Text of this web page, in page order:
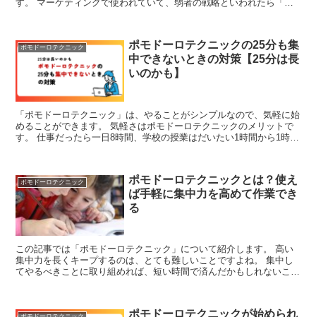
す。 マーケティングで使われていて、弱者の戦略といわれたら「あ
ポモドーロテクニック
ポモドーロテクニックの25分も集
中できないときの対策【25分は長
いのかも】
「ポモドーロテクニック」は、やることがシンプルなので、気軽に始
めることができます。 気軽さはポモドーロテクニックのメリットで
す。 仕事だったら一日8時間、学校の授業はだいたい1時間から1時間
ポモドーロテクニック
ポモドーロテクニックとは？使え
ば手軽に集中力を高めて作業でき
る
この記事では「ポモドーロテクニック」について紹介します。 高い
集中力を長くキープするのは、とても難しいことですよね。 集中し
てやるべきことに取り組めれば、短い時間で済んだかもしれないこと
ポモドーロテクニックが始められ